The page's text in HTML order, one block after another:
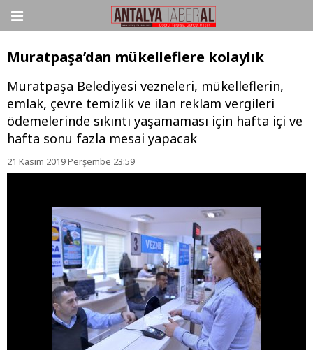
Muratpaşa’dan mükelleflere kolaylık
Muratpaşa Belediyesi vezneleri, mükelleflerin,
emlak, çevre temizlik ve ilan reklam vergileri
ödemelerinde sıkıntı yaşamaması için hafta içi ve
hafta sonu fazla mesai yapacak
21 Kasım 2019 Perşembe 23:59